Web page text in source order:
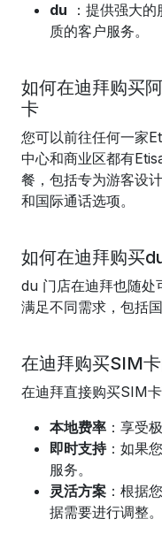
du ：提供强大
质的客户服务。
如何在迪拜购买
卡
您可以前往任何一家
中心和商业区都有
餐，包括专为游客设
和国际通话选项。
如何在迪拜购买
du 门店在迪拜也随处
满足不同需求，包括
在迪拜购买SIM
在迪拜直接购买SIM卡
本地费率 ：享受
即时支持：如果
服务。
灵活方案 ：根据
据需要进行调整。